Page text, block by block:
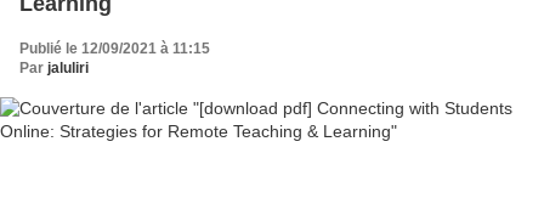
Publié le 12/09/2021 à 11:15
Par jaluliri